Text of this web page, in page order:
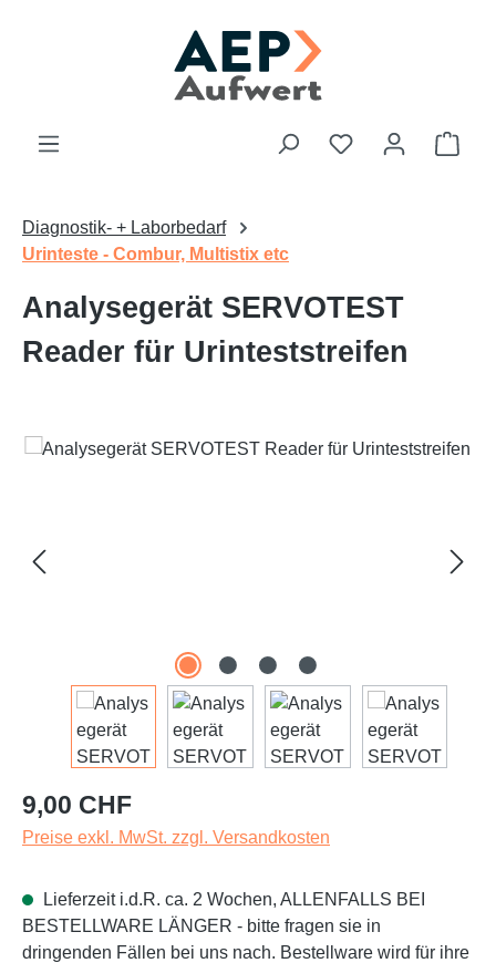
Du hast 0
Diagnostik- + Laborbedarf
Urinteste - Combur, Multistix etc
Analysegerät SERVOTEST
Reader für Urinteststreifen
Bildergalerie überspringen
Regulärer Preis:
9,00 CHF
Preise exkl. MwSt. zzgl. Versandkosten
Lieferzeit i.d.R. ca. 2 Wochen, ALLENFALLS BEI
BESTELLWARE LÄNGER - bitte fragen sie in
dringenden Fällen bei uns nach. Bestellware wird für ihre